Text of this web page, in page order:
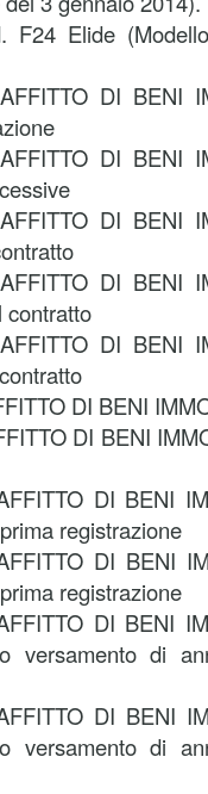
F24 Elide
DI BENI
DI BENI
DI BENI
DI BENI
contratto
DI BENI
DI BENI
DI BENI
DI BENI
registrazione
DI BENI
registrazione
DI BENI
versamento di
DI BENI
versamento di